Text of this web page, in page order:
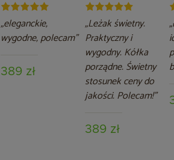
„eleganckie,
wygodne, polecam”
389 zł
„Leżak świetny.
Praktyczny i
wygodny. Kółka
porządne. Świetny
stosunek ceny do
jakości. Polecam!”
389 zł